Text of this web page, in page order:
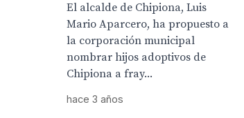
El alcalde de Chipiona, Luis
Mario Aparcero, ha propuesto a
la corporación municipal
nombrar hijos adoptivos de
Chipiona a fray...
hace 3 años